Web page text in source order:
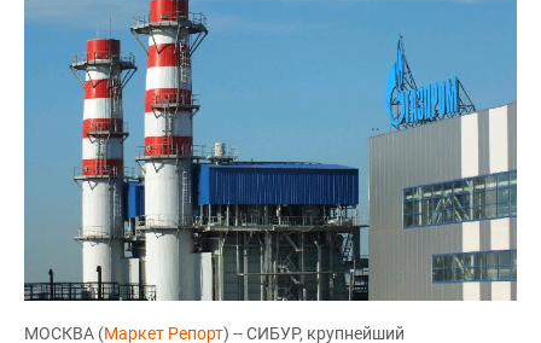
МОСКВА (Маркет Репорт) -- СИБУР, крупнейший